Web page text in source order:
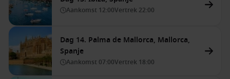
Aankomst 12:00Vertrek 22:00
Dag 14. Palma de Mallorca, Mallorca,
Spanje
Aankomst 07:00Vertrek 18:00